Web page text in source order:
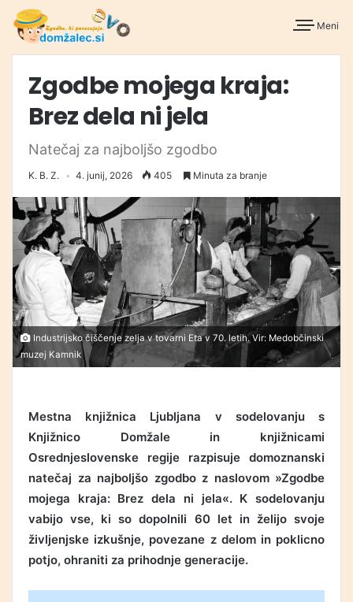
Meni
Zgodbe mojega kraja:
Brez dela ni jela
Natečaj za najboljšo zgodbo
K. B. Z. 4. junij, 2026 405 Minuta za branje
Industrijsko čiščenje zelja v tovarni Eta v 70. letih. Vir: Medobčinski
muzej Kamnik
Mestna knjižnica Ljubljana v sodelovanju s
Knjižnico Domžale in knjižnicami
Osrednjeslovenske regije razpisuje domoznanski
natečaj za najboljšo zgodbo z naslovom »Zgodbe
mojega kraja: Brez dela ni jela«. K sodelovanju
vabijo vse, ki so dopolnili 60 let in želijo svoje
življenjske izkušnje, povezane z delom in poklicno
potjo, ohraniti za prihodnje generacije.